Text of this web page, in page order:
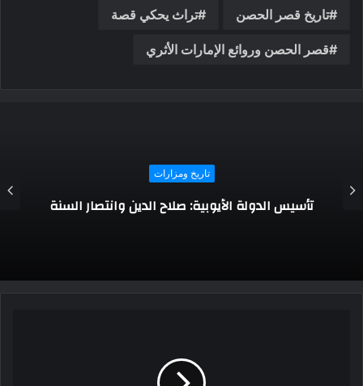
تاريخ قصر الحصن تراث يحكي قصة
قصر الحصن وروائع الإمارات الأثري
تاريخ ومزارات
تأسيس الدولة الأيوبية: صلاح الدين وانتصار السنة